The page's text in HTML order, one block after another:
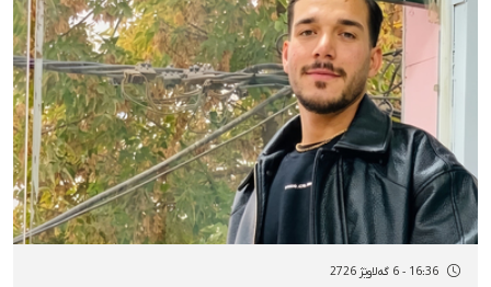
16:36 - 6 گەلاوێژ 2726